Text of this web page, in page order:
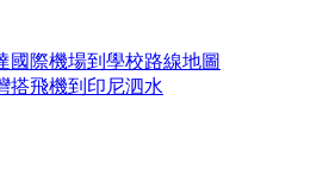
國際機場到學校路線地圖
搭飛機到印尼泗水